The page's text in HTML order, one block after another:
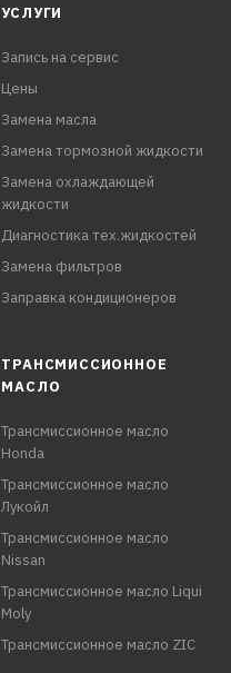
УСЛУГИ
Запись на сервис
Цены
Замена масла
Замена тормозной жидкости
Замена охлаждающей
жидкости
Диагностика тех.жидкостей
Замена фильтров
Заправка кондиционеров
ТРАНСМИССИОННОЕ
МАСЛО
Трансмиссионное масло
Honda
Трансмиссионное масло
Лукойл
Трансмиссионное масло
Nissan
Трансмиссионное масло Liqui
Moly
Трансмиссионное масло ZIC